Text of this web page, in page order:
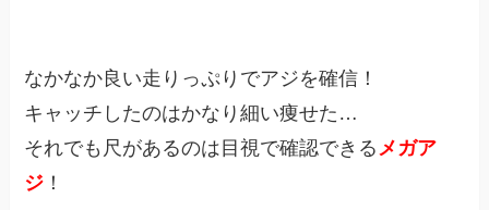
なかなか良い走りっぷりでアジを確信！
キャッチしたのはかなり細い痩せた…
それでも尺があるのは目視で確認できるメガア
ジ ！